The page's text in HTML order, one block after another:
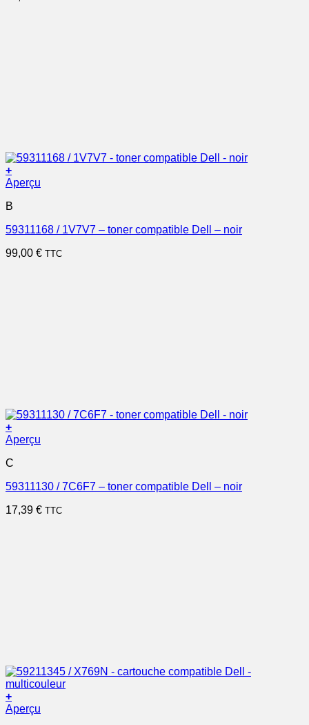
+
Aperçu
B
59311168 / 1V7V7 – toner compatible Dell – noir
99,00 € TTC
+
Aperçu
C
59311130 / 7C6F7 – toner compatible Dell – noir
17,39 € TTC
+
Aperçu